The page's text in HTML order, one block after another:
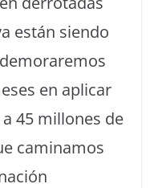
están siendo
en aplicar
45 millones de
caminamos